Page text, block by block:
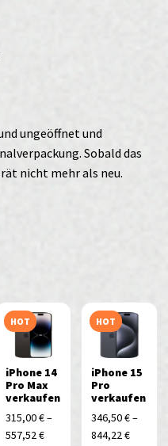
ungeöffnet und
Sobald das
nicht mehr als neu.
HOT
iPhone 14
Pro Max
verkaufen
315,00€–
557,52€
HOT
iPhone 15
Pro
verkaufen
346,50€–
844,22€